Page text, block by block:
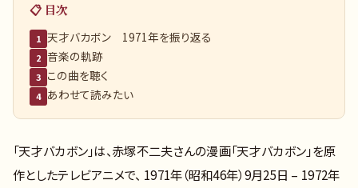
📋 目次
1 天才バカボン 1971年を振り返る
2 音楽の軌跡
3 この曲を聴く
4 あわせて読みたい
「天才バカボン」は、赤塚不二夫さんの漫画「天才バカボン」を原
作としたテレビアニメで、 1971年（昭和46年）9月25日 – 1972年